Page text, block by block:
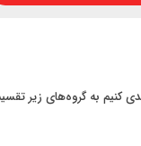
کنیم به گروه‌های زیر